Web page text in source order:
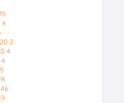
15
4
2
4
4
5
46